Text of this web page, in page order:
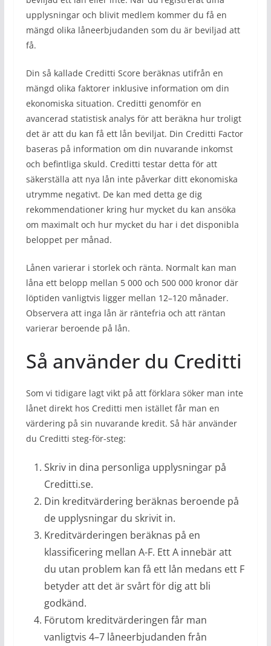
upplysningar och blivit medlem kommer du få en
mängd olika låneerbjudanden som du är beviljad att
få.
Din så kallade Creditti Score beräknas utifrån en
mängd olika faktorer inklusive information om din
ekonomiska situation. Creditti genomför en
avancerad statistisk analys för att beräkna hur troligt
det är att du kan få ett lån beviljat. Din Creditti Factor
baseras på information om din nuvarande inkomst
och befintliga skuld. Creditti testar detta för att
säkerställa att nya lån inte påverkar ditt ekonomiska
utrymme negativt. De kan med detta ge dig
rekommendationer kring hur mycket du kan ansöka
om maximalt och hur mycket du har i det disponibla
beloppet per månad.
Lånen varierar i storlek och ränta. Normalt kan man
låna ett belopp mellan 5 000 och 500 000 kronor där
löptiden vanligtvis ligger mellan 12–120 månader.
Observera att inga lån är räntefria och att räntan
varierar beroende på lån.
Så använder du Creditti
Som vi tidigare lagt vikt på att förklara söker man inte
lånet direkt hos Creditti men istället får man en
värdering på sin nuvarande kredit. Så här använder
du Creditti steg-för-steg:
Skriv in dina personliga upplysningar på
Creditti.se.
Din kreditvärdering beräknas beroende på
de upplysningar du skrivit in.
Kreditvärderingen beräknas på en
klassificering mellan A-F. Ett A innebär att
du utan problem kan få ett lån medans ett F
betyder att det är svårt för dig att bli
godkänd.
Förutom kreditvärderingen får man
vanligtvis 4–7 låneerbjudanden från